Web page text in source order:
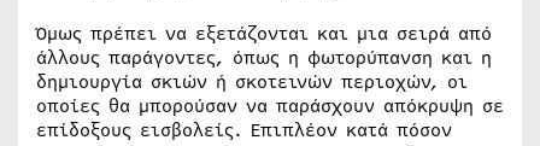
Όμως πρέπει να εξετάζονται και μια σειρά από
άλλους παράγοντες, όπως η φωτορύπανση και η
δημιουργία σκιών ή σκοτεινών περιοχών, οι
οποίες θα μπορούσαν να παράσχουν απόκρυψη σε
επίδοξους εισβολείς. Επιπλέον κατά πόσον